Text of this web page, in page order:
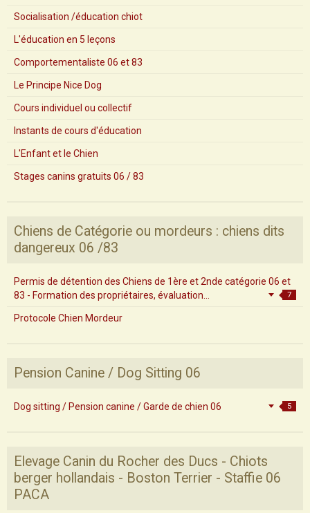
Socialisation /éducation chiot
L'éducation en 5 leçons
Comportementaliste 06 et 83
Le Principe Nice Dog
Cours individuel ou collectif
Instants de cours d'éducation
L'Enfant et le Chien
Stages canins gratuits 06 / 83
Chiens de Catégorie ou mordeurs : chiens dits
dangereux 06 /83
Permis de détention des Chiens de 1ère et 2nde catégorie 06 et
83 - Formation des propriétaires, évaluation...
7
Protocole Chien Mordeur
Pension Canine / Dog Sitting 06
Dog sitting / Pension canine / Garde de chien 06 5
Elevage Canin du Rocher des Ducs - Chiots
berger hollandais - Boston Terrier - Staffie 06
PACA